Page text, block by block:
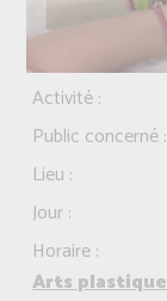
Activité :
Public concerné :
Lieu :
Jour :
Horaire :
Arts